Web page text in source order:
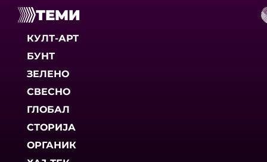
ТЕМИ
КУЛТ-АРТ
БУНТ
ЗЕЛЕНО
СВЕСНО
ГЛОБАЛ
СТОРИЈА
ОРГАНИК